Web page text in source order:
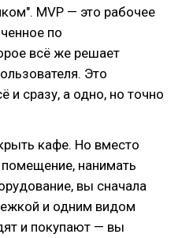
MVP — это рабочее
по
всё же решает
Это
и сразу, а одно, но точно
кафе. Но вместо
нанимать
вы сначала
и одним видом
и покупают — вы